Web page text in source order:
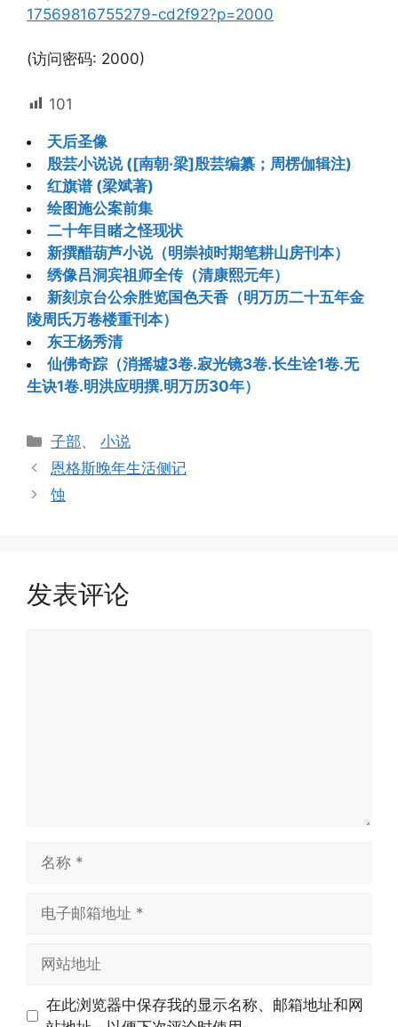
17569816755279-cd2f92?p=2000
(访问密码: 2000)
101
天后圣像
殷芸小说说 ([南朝·梁]殷芸编纂；周楞伽辑注)
红旗谱 (梁斌著)
绘图施公案前集
二十年目睹之怪现状
新撰醋葫芦小说（明崇祯时期笔耕山房刊本）
绣像吕洞宾祖师全传（清康熙元年）
新刻京台公余胜览国色天香（明万历二十五年金
陵周氏万卷楼重刊本）
东王杨秀清
仙佛奇踪（消摇墟3卷.寂光镜3卷.长生诠1卷.无
生诀1卷.明洪应明撰.明万历30年）
分
类
子部、小说
恩格斯晚年生活侧记
蚀
发表评论
址
址
在此浏览器中保存我的显示名称、邮箱地址和网